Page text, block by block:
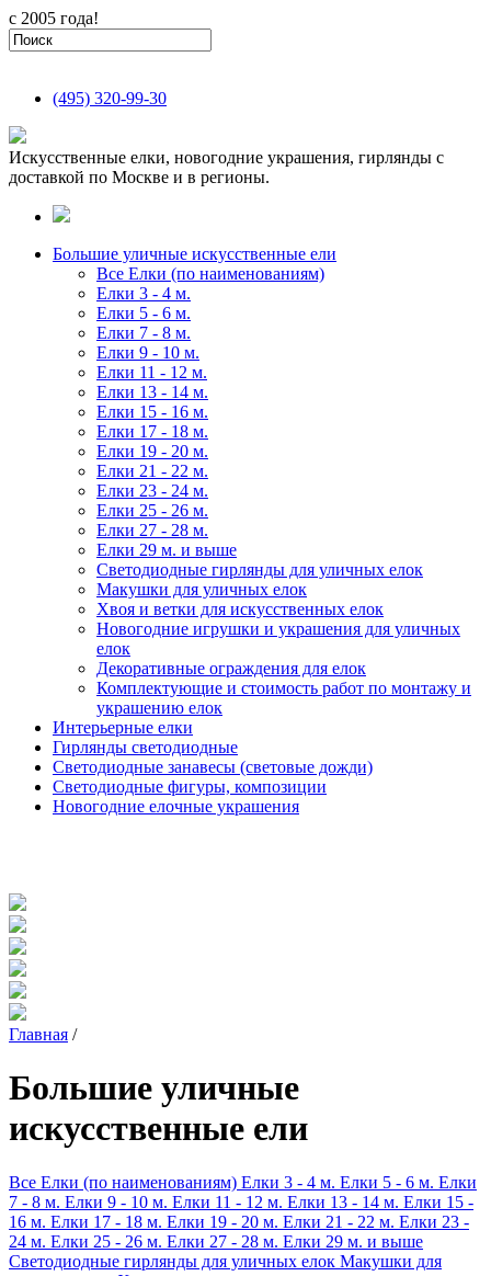
с 2005 года!
(495) 320-99-30
Искусственные елки, новогодние украшения, гирлянды с
доставкой по Москве и в регионы.
Большие уличные искусственные ели
Все Елки (по наименованиям)
Елки 3 - 4 м.
Елки 5 - 6 м.
Елки 7 - 8 м.
Елки 9 - 10 м.
Елки 11 - 12 м.
Елки 13 - 14 м.
Елки 15 - 16 м.
Елки 17 - 18 м.
Елки 19 - 20 м.
Елки 21 - 22 м.
Елки 23 - 24 м.
Елки 25 - 26 м.
Елки 27 - 28 м.
Елки 29 м. и выше
Светодиодные гирлянды для уличных елок
Макушки для уличных елок
Хвоя и ветки для искусственных елок
Новогодние игрушки и украшения для уличных
елок
Декоративные ограждения для елок
Комплектующие и стоимость работ по монтажу и
украшению елок
Интерьерные елки
Гирлянды светодиодные
Светодиодные занавесы (световые дожди)
Светодиодные фигуры, композиции
Новогодние елочные украшения
Главная /
Большие уличные
искусственные ели
Все Елки (по наименованиям) Елки 3 - 4 м. Елки 5 - 6 м. Елки
7 - 8 м. Елки 9 - 10 м. Елки 11 - 12 м. Елки 13 - 14 м. Елки 15 -
16 м. Елки 17 - 18 м. Елки 19 - 20 м. Елки 21 - 22 м. Елки 23 -
24 м. Елки 25 - 26 м. Елки 27 - 28 м. Елки 29 м. и выше
Светодиодные гирлянды для уличных елок Макушки для